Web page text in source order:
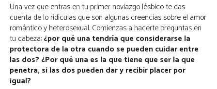
Una vez que entras en tu primer noviazgo lésbico te das
cuenta de lo ridículas que son algunas creencias sobre el amor
romántico y heterosexual. Comienzas a hacerte preguntas en
tu cabeza:¿por qué una tendría que considerarse la
protectora de la otra cuando se pueden cuidar entre
las dos? ¿Por qué una es la que tiene que ser la que
penetra, si las dos pueden dar y recibir placer por
igual?